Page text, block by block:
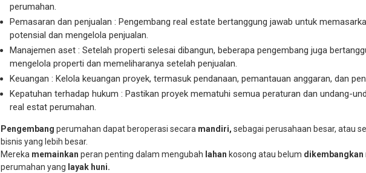
perumahan.
Pemasaran dan penjualan : Pengembang real estate bertanggung jawab untuk
potensial dan mengelola penjualan.
Manajemen aset : Setelah properti selesai dibangun, beberapa pengembang juga
mengelola properti dan memeliharanya setelah penjualan.
Keuangan : Kelola keuangan proyek, termasuk pendanaan, pemantauan anggaran, dan
Kepatuhan terhadap hukum : Pastikan proyek mematuhi semua peraturan dan undang-
real estat perumahan.
Pengembang perumahan dapat beroperasi secara mandiri, sebagai perusahaan besar, atau
bisnis yang lebih besar.
Mereka memainkan peran penting dalam mengubah lahan kosong atau belum dikembangkan
perumahan yang layak huni.